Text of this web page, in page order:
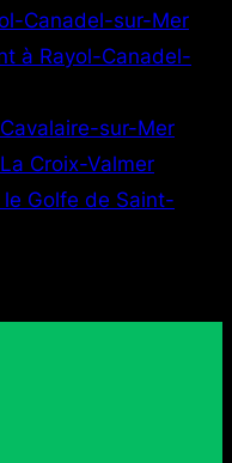
Canadel-sur-Mer
à Rayol-Canadel-
sur-Mer
Croix-Valmer
Golfe de Saint-